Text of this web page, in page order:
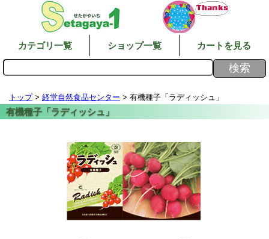
カテゴリ一覧 ショップ一覧 カートを見る
トップ> 経堂自然食品センター > 有機種子「ラディッシュ」